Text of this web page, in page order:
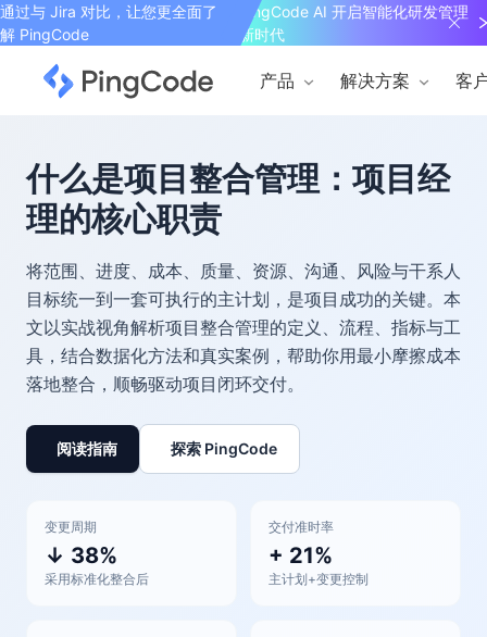
通过与 Jira 对比，让您更全面了
解 PingCode
PingCode AI 开启智能化研发管理
新时代
产品 解决方案 客
什么是项目整合管理：项目经
理的核心职责
将范围、进度、成本、质量、资源、沟通、风险与干系人
目标统一到一套可执行的主计划，是项目成功的关键。本
文以实战视角解析项目整合管理的定义、流程、指标与工
具，结合数据化方法和真实案例，帮助你用最小摩擦成本
落地整合，顺畅驱动项目闭环交付。
阅读指南 探索 PingCode
变更周期
↓ 38%
采用标准化整合后
交付准时率
+ 21%
主计划+变更控制